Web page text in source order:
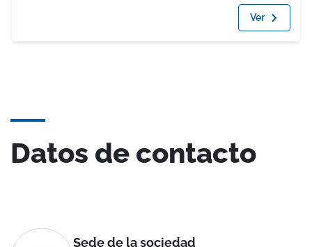
Ver
Datos de contacto
Sede de la sociedad